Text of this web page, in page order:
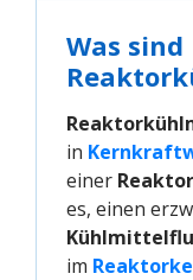
Was sind
in
einer
es, einen
im